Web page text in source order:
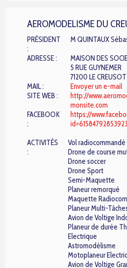
AEROMODELISME DU
PRÉSIDENT
:
M QUINTAUX
ADRESSE :
MAISON DES
5 RUE GUYNEMER
71200 LE CREUSOT
MAIL :
Envoyer un e-mail
SITE WEB :
http://
monsite.com
FACEBOOK
:
https://
id=61584792853923
ACTIVITÉS
:
Vol
Drone de course
Drone soccer
Drone Sport
Semi-Maquette
Planeur remorqué
Maquette
Planeur Multi-
Avion de Voltige
Planeur de durée
Electrique
Astromodélisme
Motoplaneur
Avion de Voltige